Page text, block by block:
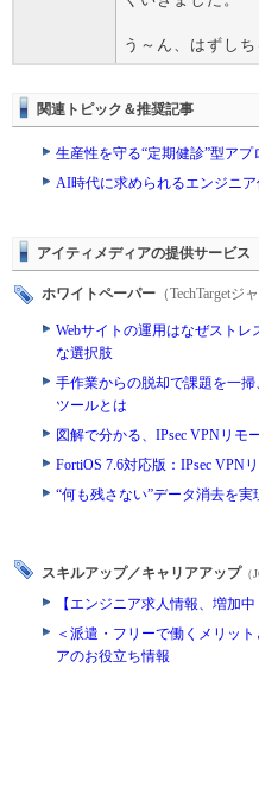
う～ん、はずし
関連トピック＆推奨記事
生産性を守る“定期健診”型アプ
AI時代に求められるエンジニア
アイティメディアの提供サービス
ホワイトペーパー （TechTarget
Webサイトの運用はなぜスト
な選択肢
手作業からの脱却で課題を一
ツールとは
図解で分かる、IPsec VPNリモ
FortiOS 7.6対応版：IPsec VPN
“何も残さない”データ消去を
スキルアップ／キャリアアップ （
【エンジニア求人情報、増加
＜派遣・フリーで働くメリッ
アのお役立ち情報